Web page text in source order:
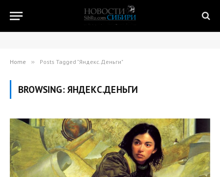
Home » Posts Tagged "Яндекс.Деньги"
BROWSING: ЯНДЕКС.ДЕНЬГИ